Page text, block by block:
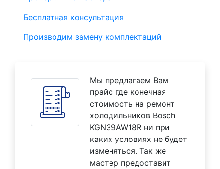
Бесплатная консультация
Производим замену комплектаций
Мы предлагаем Вам
прайс где конечная
стоимость на ремонт
холодильников Bosch
KGN39AW18R ни при
каких условиях не будет
изменяться. Так же
мастер предоставит